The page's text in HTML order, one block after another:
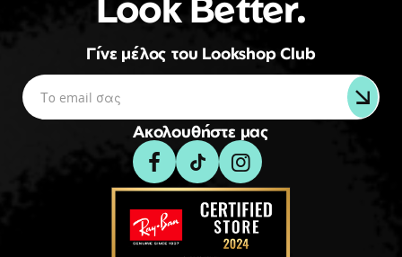
Γίνε μέλος του Lookshop Club
Ακολουθήστε μας